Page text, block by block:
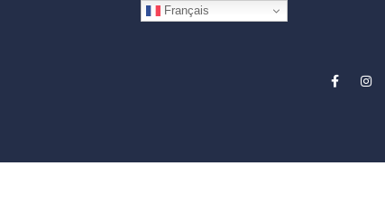
Français